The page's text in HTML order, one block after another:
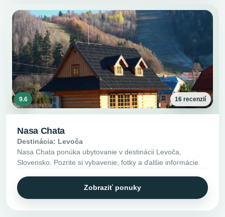
9.6 16 recenzií
Nasa Chata
Destinácia: Levoča
Nasa Chata ponúka ubytovanie v destinácii Levoča,
Slovensko. Pozrite si vybavenie, fotky a ďalšie informácie.
Zobraziť ponuky